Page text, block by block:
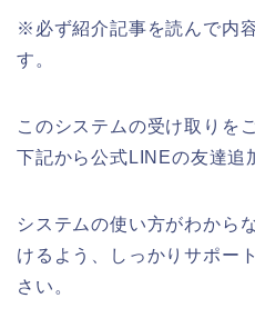
※必ず紹介記事を読んで内
す。
このシステムの受け取りを
下記から公式LINEの友達追
システムの使い方がわから
けるよう、しっかりサポー
さい。